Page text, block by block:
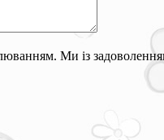
Ми із